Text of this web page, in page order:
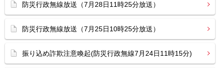
防災行政無線放送（7月28日11時25分放送）
防災行政無線放送（7月25日10時25分放送）
振り込め詐欺注意喚起(防災行政無線7月24日11時15分)